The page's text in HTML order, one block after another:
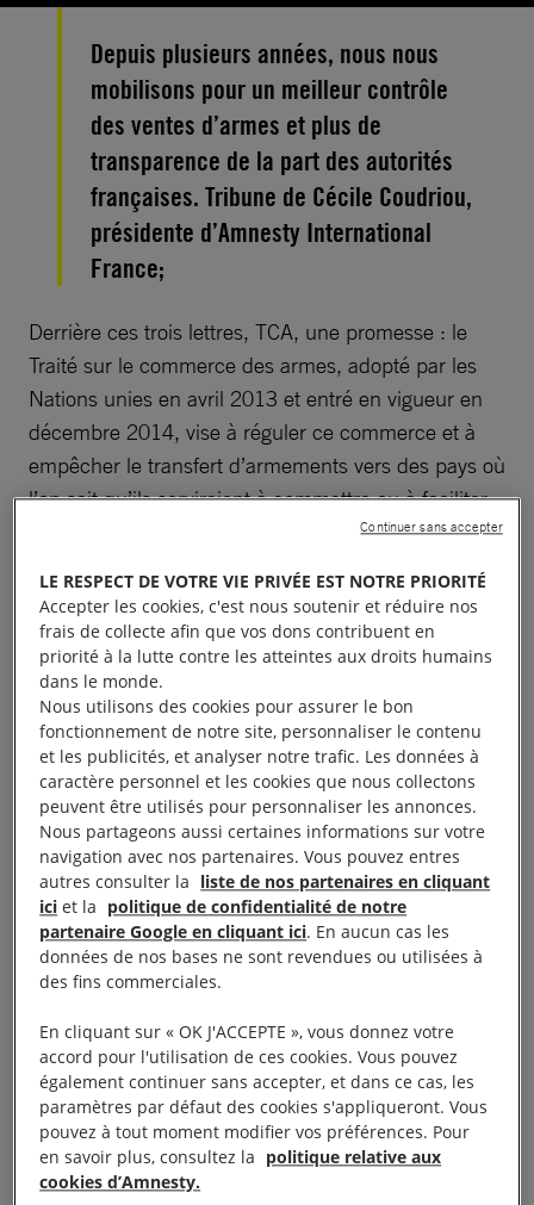
Depuis plusieurs années, nous nous
mobilisons pour un meilleur contrôle
des ventes d’armes et plus de
transparence de la part des autorités
françaises. Tribune de Cécile Coudriou,
présidente d’Amnesty International
France;
Derrière ces trois lettres, TCA, une promesse : le
Traité sur le commerce des armes, adopté par les
Nations unies en avril 2013 et entré en vigueur en
décembre 2014, vise à réguler ce commerce et à
empêcher le transfert d’armements vers des pays où
l’on sait qu’ils serviraient à commettre ou à faciliter
un génocide, des crimes contre l’humanité, ou
pour réellement mettre en œuvre ce traité, les États
doivent jouer le jeu.
Or, Florence Parly, ex-ministre des Armées, a beau
affirmer haut et fort que les Français exigent de la
transparence de la part des autorités sur ce
commerce bien particulier, la France a toujours du
mal à sortir de sa culture du secret. Dernière
illustration, c’est à huis clos que l’audition de la
ministre par les députés était prévue le 7 juillet (*).
Nous espérons malgré tout que cette audition,
lorsqu’elle aura lieu, sera l’occasion de répondre à
des interrogations bien légitimes, y compris sur de
bonnes nouvelles. Par exemple, le 12 octobre 2019,
alors que le président Erdogan lançait l’opération
militaire « Source de paix » en Syrie, la France a pris
une décision importante concernant ses
exportations d’armements vers la Turquie :
LE RESPECT DE VOTRE VIE PRIVÉE EST NOTRE PRIORITÉ
Accepter les cookies, c'est nous soutenir et réduire nos
frais de collecte afin que vos dons contribuent en
priorité à la lutte contre les atteintes aux droits humains
dans le monde.
Nous utilisons des cookies pour assurer le bon
fonctionnement de notre site, personnaliser le contenu
et les publicités, et analyser notre trafic. Les données à
caractère personnel et les cookies que nous collectons
peuvent être utilisés pour personnaliser les annonces.
Nous partageons aussi certaines informations sur votre
navigation avec nos partenaires. Vous pouvez entres
autres consulter la liste de nos partenaires en cliquant
ici et la politique de confidentialité de notre
partenaire Google en cliquant ici. En aucun cas les
données de nos bases ne sont revendues ou utilisées à
des fins commerciales.
En cliquant sur « OK J'ACCEPTE », vous donnez votre
accord pour l'utilisation de ces cookies. Vous pouvez
également continuer sans accepter, et dans ce cas, les
paramètres par défaut des cookies s'appliqueront. Vous
pouvez à tout moment modifier vos préférences. Pour
en savoir plus, consultez la politique relative aux
cookies d’Amnesty.
Continuer sans accepter